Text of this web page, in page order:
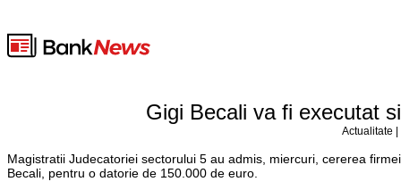
Gigi Becali va fi executat
Actualitate
Magistratii Judecatoriei sectorului 5 au admis, miercuri, cererea
Becali, pentru o datorie de 150.000 de euro.